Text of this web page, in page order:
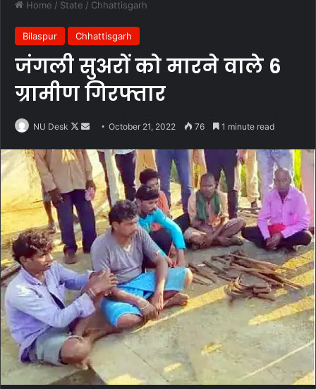
Home / State / Chhattisgarh
Bilaspur Chhattisgarh
जंगली सुअरों को मारने वाले 6
ग्रामीण गिरफ्तार
NU Desk
Follow
X
Send
email
October 21, 2022 76 1 minute read